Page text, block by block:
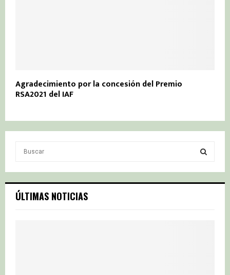
Agradecimiento por la concesión del Premio
RSA2021 del IAF
c
h
S
ÚLTIMAS NOTICIAS